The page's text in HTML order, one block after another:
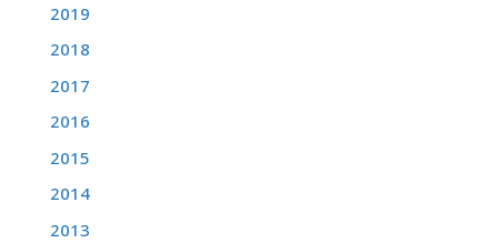
2019
2018
2017
2016
2015
2014
2013